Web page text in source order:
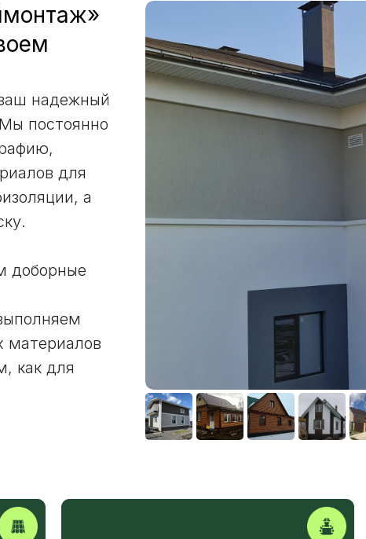
надежный
постоянно
для
а
доборные
материалов
как для